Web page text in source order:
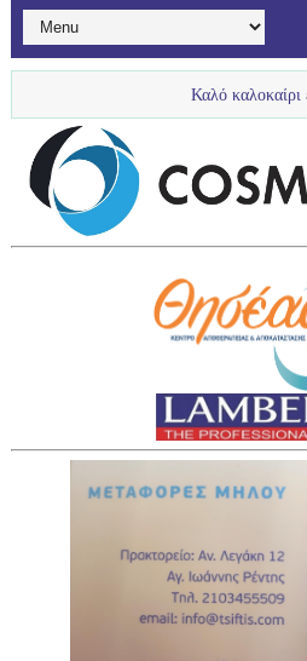
Καλό καλοκαίρι είπαν με